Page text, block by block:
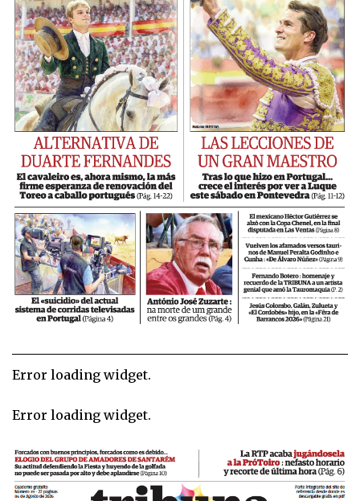
Error loading widget.
Error loading widget.